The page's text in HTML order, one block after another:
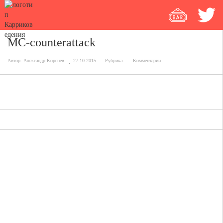
MC-counterattack
Автор: Александр Коренев 27.10.2015 Рубрика: Комментарии